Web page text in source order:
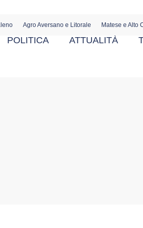
Agro Aversano e Litorale Matese e Alto
POLITICA ATTUALITÀ